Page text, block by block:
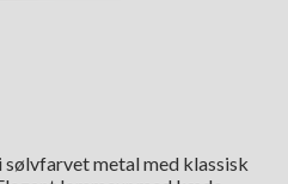
sølvfarvet metal med klassisk